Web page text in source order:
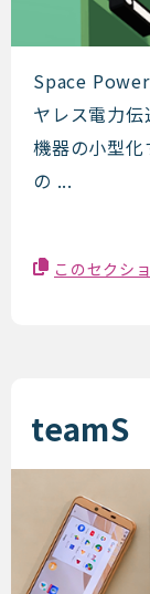
Space
Space
ヤレス電力
機器の小型
の ...
このセクシ
teamS